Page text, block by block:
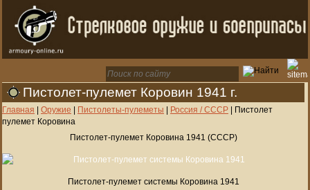
Пистолет-пулемет Коровин 1941 г.
Главная | Оружие | Пистолеты-пулеметы | Россия / СССР | Пистолет
пулемет Коровина
Пистолет-пулемет Коровина 1941 (СССР)
Пистолет-пулемет системы Коровина 1941